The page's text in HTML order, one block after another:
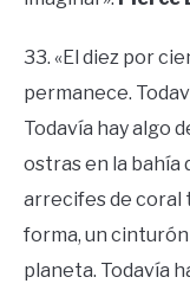
33. «El diez por
permanece.
Todavía hay algo
ostras en la bahía
arrecifes de coral
forma, un
planeta. Todavía